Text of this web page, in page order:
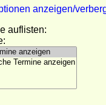
anzeigen/
auflisten: